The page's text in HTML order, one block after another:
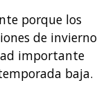
porque los
de invierno
importante
baja.